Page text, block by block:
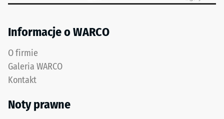
Informacje o WARCO
O firmie
Galeria WARCO
Kontakt
Noty prawne